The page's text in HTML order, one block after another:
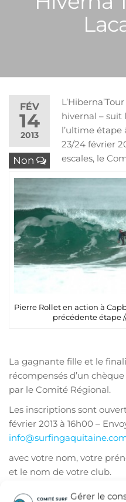
Gérer le
FÉV
14
2013
Non
Pierre Rollet en action à
précédente étape
hivernal –
l’ultime étape
23/24 février
escales, le
La gagnante fille et le
récompensés d’un
par le Comité Régional.
Les inscriptions sont
février 2013 à 16h00 –
avec votre nom, votre
et le nom de votre club.
Publié dans Comité admin.